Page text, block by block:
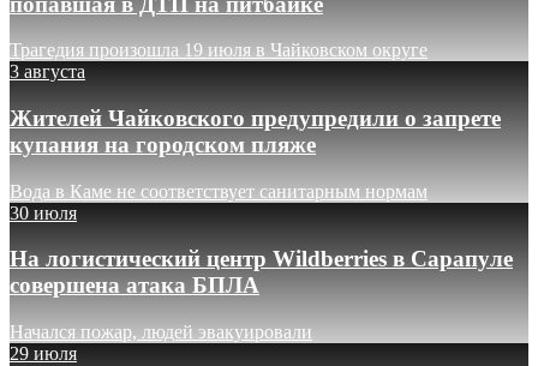
Трагедия произошла 19 июля в Чайковском округе
3 августа
Жителей Чайковского предупредили о запрете
купания на городском пляже
Вода в Каме не соответствует санитарным нормам
30 июля
На логистический центр Wildberries в Сарапуле
совершена атака БПЛА
Начался пожар, людей эвакуировали
29 июля